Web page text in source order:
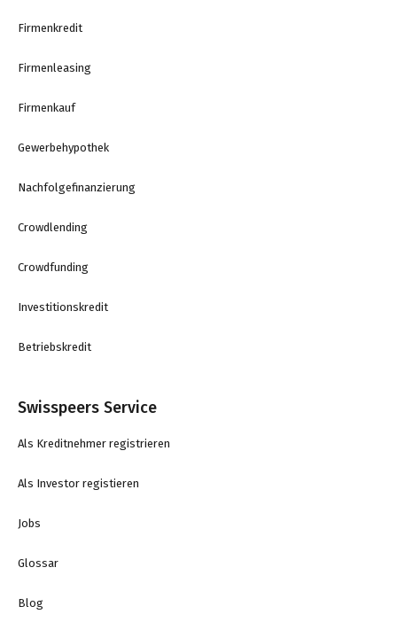
Firmenkredit
Firmenleasing
Firmenkauf
Gewerbehypothek
Nachfolgefinanzierung
Crowdlending
Crowdfunding
Investitionskredit
Betriebskredit
Swisspeers Service
Als Kreditnehmer registrieren
Als Investor registieren
Jobs
Glossar
Blog